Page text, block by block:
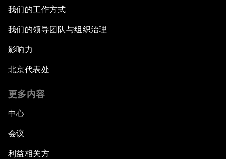
我们的工作方式
我们的领导团队与组织治理
影响力
北京代表处
更多内容
中心
会议
利益相关方